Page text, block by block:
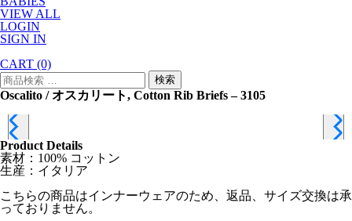
VIEW ALL
LOGIN
SIGN IN
CART (0)
検
索
対
象:
検索
Oscalito / オスカリート, Cotton Rib Briefs – 3105
Product Details
素材：100% コットン
生産：イタリア
こちらの商品はインナーウェアのため、返品、サイズ交換は承
っておりません。